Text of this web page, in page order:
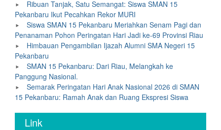
Ribuan Tanjak, Satu Semangat: Siswa SMAN 15
Pekanbaru Ikut Pecahkan Rekor MURI
Siswa SMAN 15 Pekanbaru Meriahkan Senam Pagi dan
Penanaman Pohon Peringatan Hari Jadi ke-69 Provinsi Riau
Himbauan Pengambilan Ijazah Alumni SMA Negeri 15
Pekanbaru
SMAN 15 Pekanbaru: Dari Riau, Melangkah ke
Panggung Nasional.
Semarak Peringatan Hari Anak Nasional 2026 di SMAN
15 Pekanbaru: Ramah Anak dan Ruang Ekspresi Siswa
Link